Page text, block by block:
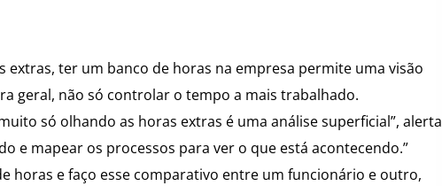
extras, ter um banco de horas na empresa permite uma visão
geral, não só controlar o tempo a mais trabalhado.
só olhando as horas extras é uma análise superficial”, alerta
e mapear os processos para ver o que está acontecendo.”
horas e faço esse comparativo entre um funcionário e outro,